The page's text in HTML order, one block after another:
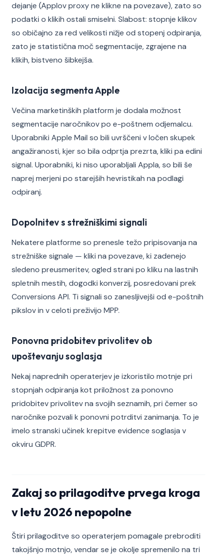
dejanje (Applov proxy ne klikne na povezave), zato so
podatki o klikih ostali smiselni. Slabost: stopnje klikov
so običajno za red velikosti nižje od stopenj odpiranja,
zato je statistična moč segmentacije, zgrajene na
klikih, bistveno šibkejša.
Izolacija segmenta Apple
Večina marketinških platform je dodala možnost
segmentacije naročnikov po e-poštnem odjemalcu.
Uporabniki Apple Mail so bili uvrščeni v ločen skupek
angažiranosti, kjer so bila odprtja prezrta, kliki pa edini
signal. Uporabniki, ki niso uporabljali Appla, so bili še
naprej merjeni po starejših hevristikah na podlagi
odpiranj.
Dopolnitev s strežniškimi signali
Nekatere platforme so prenesle težo pripisovanja na
strežniške signale — kliki na povezave, ki zadenejo
sledeno preusmeritev, ogled strani po kliku na lastnih
spletnih mestih, dogodki konverzij, posredovani prek
Conversions API. Ti signali so zanesljivejši od e-poštnih
pikslov in v celoti preživijo MPP.
Ponovna pridobitev privolitev ob
upoštevanju soglasja
Nekaj naprednih operaterjev je izkoristilo motnje pri
stopnjah odpiranja kot priložnost za ponovno
pridobitev privolitev na svojih seznamih, pri čemer so
naročnike pozvali k ponovni potrditvi zanimanja. To je
imelo stranski učinek krepitve evidence soglasja v
okviru GDPR.
Zakaj so prilagoditve prvega kroga
v letu 2026 nepopolne
Štiri prilagoditve so operaterjem pomagale prebroditi
takojšnjo motnjo, vendar se je okolje spremenilo na tri